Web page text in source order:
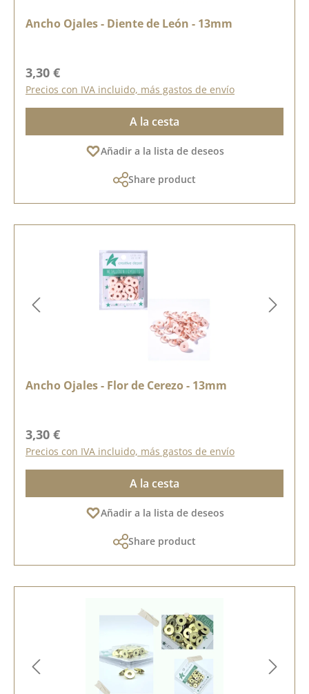
Ancho Ojales - Diente de León - 13mm
Precio normal:
3,30 €
Precios con IVA incluido, más gastos de envío
A la cesta
Añadir a la lista de deseos
Share product
Ancho Ojales - Flor de Cerezo - 13mm
Precio normal:
3,30 €
Precios con IVA incluido, más gastos de envío
A la cesta
Añadir a la lista de deseos
Share product